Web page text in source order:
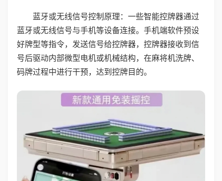
蓝牙或无线信号控制原理：一些智能控牌器通过
蓝牙或无线信号与手机等设备连接。手机端软件预设
好牌型等指令，发送信号给控牌器，控牌器接收到信
号后驱动内部微型电机或机械结构，在麻将机洗牌、
码牌过程中进行干预，达到控牌目的。